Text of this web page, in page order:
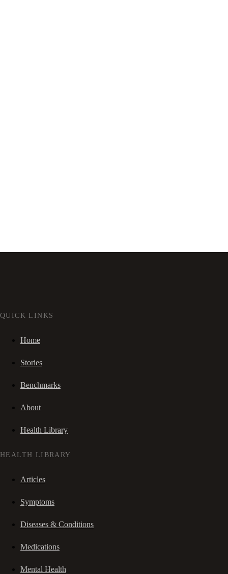
QUICK LINKS
Home
Stories
Benchmarks
About
Health Library
HEALTH LIBRARY
Articles
Symptoms
Diseases & Conditions
Medications
Mental Health